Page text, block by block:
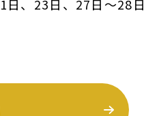
日、23日、27日～28日